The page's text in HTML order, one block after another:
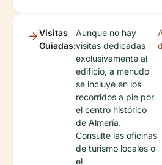
Visitas
Guiadas:
Aunque no hay
visitas dedicadas
exclusivamente al
edificio, a menudo
se incluye en los
recorridos a pie por
el centro histórico
de Almería.
Consulte las oficinas
de turismo locales o
el